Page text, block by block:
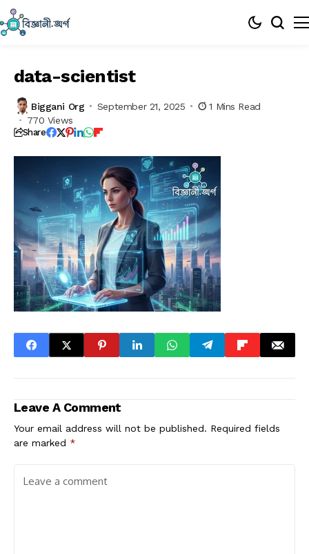
data-scientist
Biggani Org September 21, 2025
1 Mins Read
770 Views
Share
Leave A Comment
Your email address will not be published. Required fields
are marked *